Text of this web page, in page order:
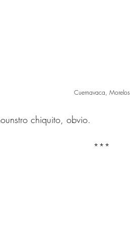
Cuernavaca, Morelos
chiquito, obvio.
***